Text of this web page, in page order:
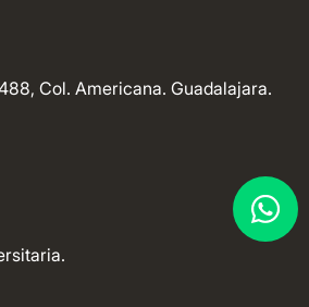
Col. Americana. Guadalajara.